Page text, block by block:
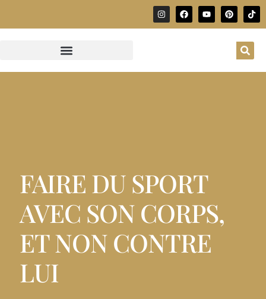
FAIRE DU SPORT
AVEC SON CORPS,
ET NON CONTRE
LUI